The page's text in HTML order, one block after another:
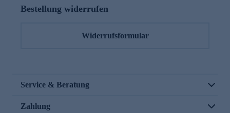
Bestellung widerrufen
Widerrufsformular
Service & Beratung
Zahlung